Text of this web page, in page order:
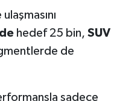
hedef 25 bin, SUV
de
sadece